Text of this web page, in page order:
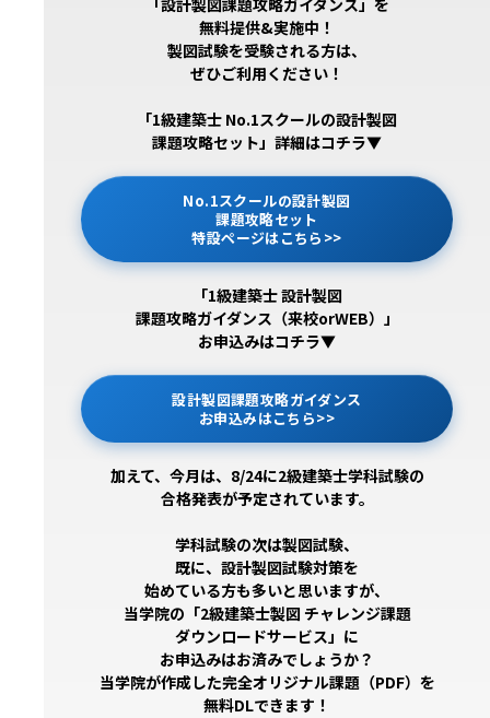
「設計製図課題攻略ガイダンス」を
無料提供&実施中！
製図試験を受験される方は、
ぜひご利用ください！
「1級建築士 No.1スクールの設計製図
課題攻略セット」詳細はコチラ▼
No.1スクールの設計製図
課題攻略セット
特設ページはこちら>>
「1級建築士 設計製図
課題攻略ガイダンス（来校orWEB）」
お申込みはコチラ▼
設計製図課題攻略ガイダンス
お申込みはこちら>>
加えて、今月は、8/24に2級建築士学科試験の
合格発表が予定されています。
学科試験の次は製図試験、
既に、設計製図試験対策を
始めている方も多いと思いますが、
当学院の「2級建築士製図 チャレンジ課題
ダウンロードサービス」に
お申込みはお済みでしょうか？
当学院が作成した完全オリジナル課題（PDF）を
無料DLできます！